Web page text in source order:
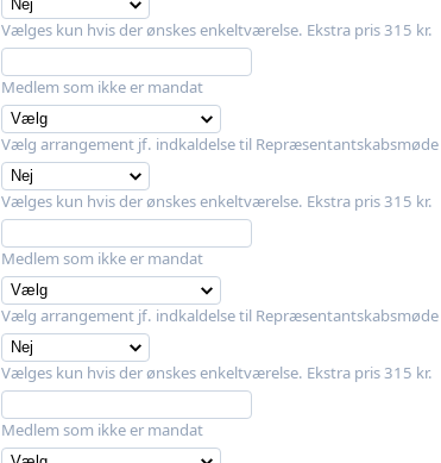
Vælges kun hvis der ønskes enkeltværelse. Ekstra pris 315 kr.
Medlem som ikke er mandat
Vælg arrangement jf. indkaldelse til Repræsentantskabsmøde
Vælges kun hvis der ønskes enkeltværelse. Ekstra pris 315 kr.
Medlem som ikke er mandat
Vælg arrangement jf. indkaldelse til Repræsentantskabsmøde
Vælges kun hvis der ønskes enkeltværelse. Ekstra pris 315 kr.
Medlem som ikke er mandat